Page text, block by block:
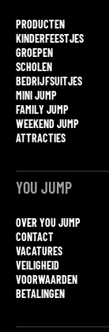
PRODUCTEN
KINDERFEESTJES
GROEPEN
SCHOLEN
BEDRIJFSUITJES
MINI JUMP
FAMILY JUMP
WEEKEND JUMP
ATTRACTIES
YOU JUMP
OVER YOU JUMP
CONTACT
VACATURES
VEILIGHEID
VOORWAARDEN
BETALINGEN